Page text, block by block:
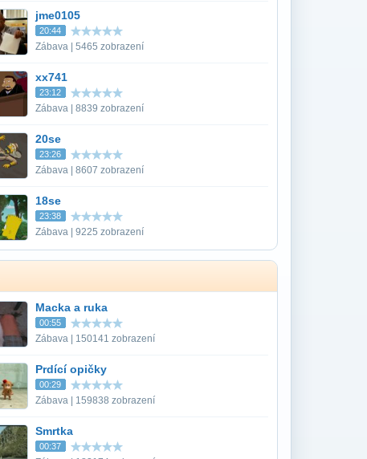
jme0105
20:44
Zábava | 5465 zobrazení
xx741
23:12
Zábava | 8839 zobrazení
20se
23:26
Zábava | 8607 zobrazení
18se
23:38
Zábava | 9225 zobrazení
Macka a ruka
00:55
Zábava | 150141 zobrazení
Prdící opičky
00:29
Zábava | 159838 zobrazení
Smrtka
00:37